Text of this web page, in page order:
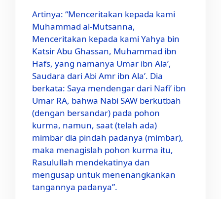
Artinya: “Menceritakan kepada kami
Muhammad al-Mutsanna,
Menceritakan kepada kami Yahya bin
Katsir Abu Ghassan, Muhammad ibn
Hafs, yang namanya Umar ibn Ala’,
Saudara dari Abi Amr ibn Ala’. Dia
berkata: Saya mendengar dari Nafi’ ibn
Umar RA, bahwa Nabi SAW berkutbah
(dengan bersandar) pada pohon
kurma, namun, saat (telah ada)
mimbar dia pindah padanya (mimbar),
maka menagislah pohon kurma itu,
Rasulullah mendekatinya dan
mengusap untuk menenangkankan
tangannya padanya”.